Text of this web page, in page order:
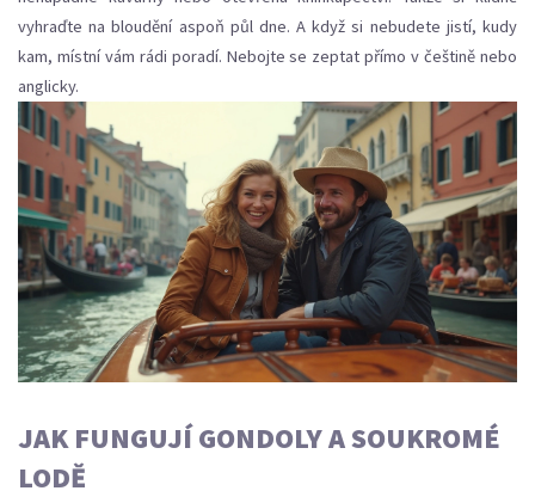
vyhraďte na bloudění aspoň půl dne. A když si nebudete jistí, kudy
kam, místní vám rádi poradí. Nebojte se zeptat přímo v češtině nebo
anglicky.
JAK FUNGUJÍ GONDOLY A SOUKROMÉ
LODĚ